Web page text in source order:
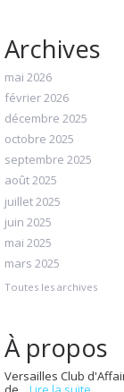
Archives
mai 2026
février 2026
décembre 2025
octobre 2025
septembre 2025
août 2025
juillet 2025
juin 2025
mai 2025
mars 2025
Toutes les archives
À propos
Versailles Club